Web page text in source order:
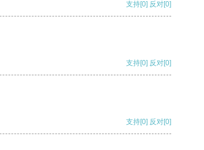
支持[0] 反对[0]
支持[0] 反对[0]
支持[0] 反对[0]